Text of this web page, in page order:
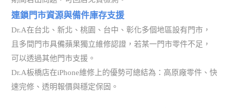
連鎖門市資源與備件庫存支援
Dr.A在台北、新北、桃園、台中、彰化多個地區設有門市，
且多間門市具備蘋果獨立維修認證，若某一門市零件不足，
可以透過其他門市支援。
Dr.A板橋店在iPhone維修上的優勢可總結為：高原廠零件、快
速完修、透明報價與穩定保固。